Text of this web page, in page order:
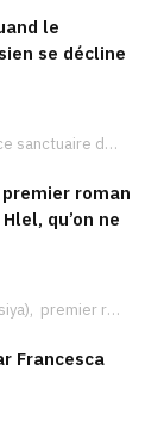
le
se décline
Le palais d’Ennejma Ezzahra, ce sanctuaire de la musique tunisienne et méditerranéenne construit par le…
roman
qu’on ne
Le cave de Hafisa (9abou 7afisiya), premier roman du journaliste tunisien Mohamed Amine Ben Hlel,…
Francesca